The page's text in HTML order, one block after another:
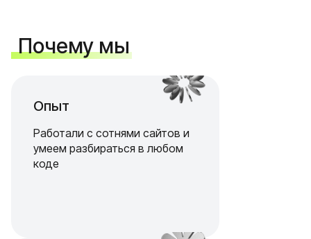
Почему мы
Опыт
Работали с сотнями сайтов и
умеем разбираться в любом
коде